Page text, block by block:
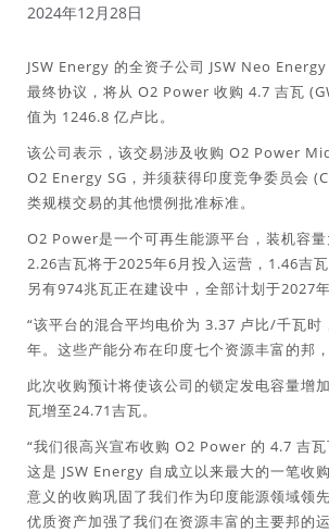
2024年12月28日
JSW Energy 的全资子公司 JSW Neo
最终协议，将从 O2 Power 收购 4.7 吉瓦
值为 1246.8 亿卢比。
该公司表示，该交易涉及收购 O2 Power
O2 Energy SG，并须获得印度竞争委员会
类规模交易的其他惯例批准标准。
O2 Power是一个可再生能源平台，装机容
2.26吉瓦将于2025年6月投入运营，1.46吉
另有974兆瓦正在建设中，全部计划于2027
“该平台的混合平均电价为 3.37 卢比/千瓦时
年。这些产能分布在印度七个资源丰富的邦，
此次收购预计将使该公司的锁定发电容量增
瓦增至24.71吉瓦。
“我们很高兴宣布收购 O2 Power 的 4.7 吉瓦
这是 JSW Energy 自成立以来最大的一笔收
意义的收购巩固了我们作为印度能源领域领
优质资产加强了我们在资源丰富的主要邦的